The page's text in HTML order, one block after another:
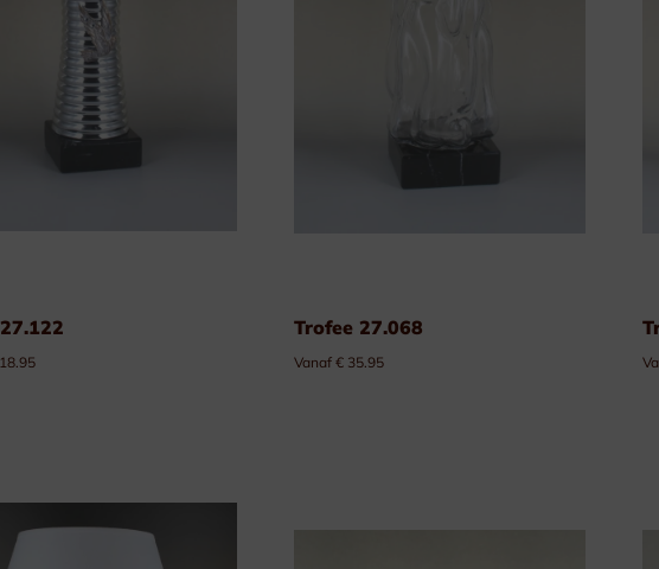
Trofee 27.068
Vanaf € 35.95